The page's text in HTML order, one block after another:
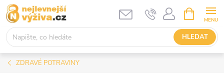
Přejít
na
obsah
HLEDAT
NÁKUPNÍ
KOŠÍK
ZDRAVÉ POTRAVINY